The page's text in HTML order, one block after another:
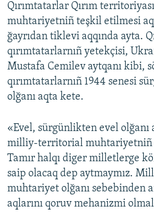
RFE/RS bütün saytları
Qırımtatarlar Qırım
muhtariyetniñ teşkil etilmesi
ğayrıdan tiklevi aqqında ayta.
qırımtatarlarnıñ yetekçisi,
Mustafa Cemilev aytqanı kibi,
qırımtatarlarnıñ 1944 senesi
olğanı aqta kete.
«Evel, sürgünlikten evel olğanı
milliy-territorial muhtariyetniñ
Tamır halqı diger milletlerge
saip olacaq dep aytmaymız.
muhtariyet olğanı sebebinden
aqlarını qoruv mehanizmi